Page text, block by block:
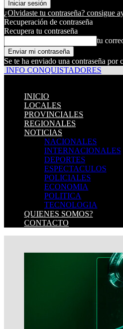
¿Olvidaste tu contraseña? consigue
Recuperación de contraseña
Recupera tu contraseña
tu
Se te ha enviado una contraseña por
INFO CONQUISTADORES
INICIO
LOCALES
PROVINCIALES
REGIONALES
NOTICIAS
NACIONALES
INTERNACIONALES
DEPORTES
ESPECTACULOS
POLICIALES
ECONOMIA
POLITICA
TECNOLOGIA
QUIENES SOMOS?
CONTACTO